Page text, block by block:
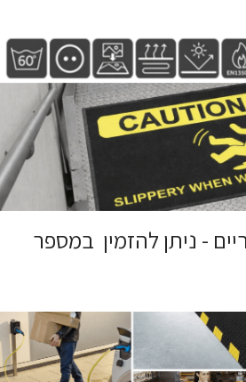
- ניתן להזמין במספר